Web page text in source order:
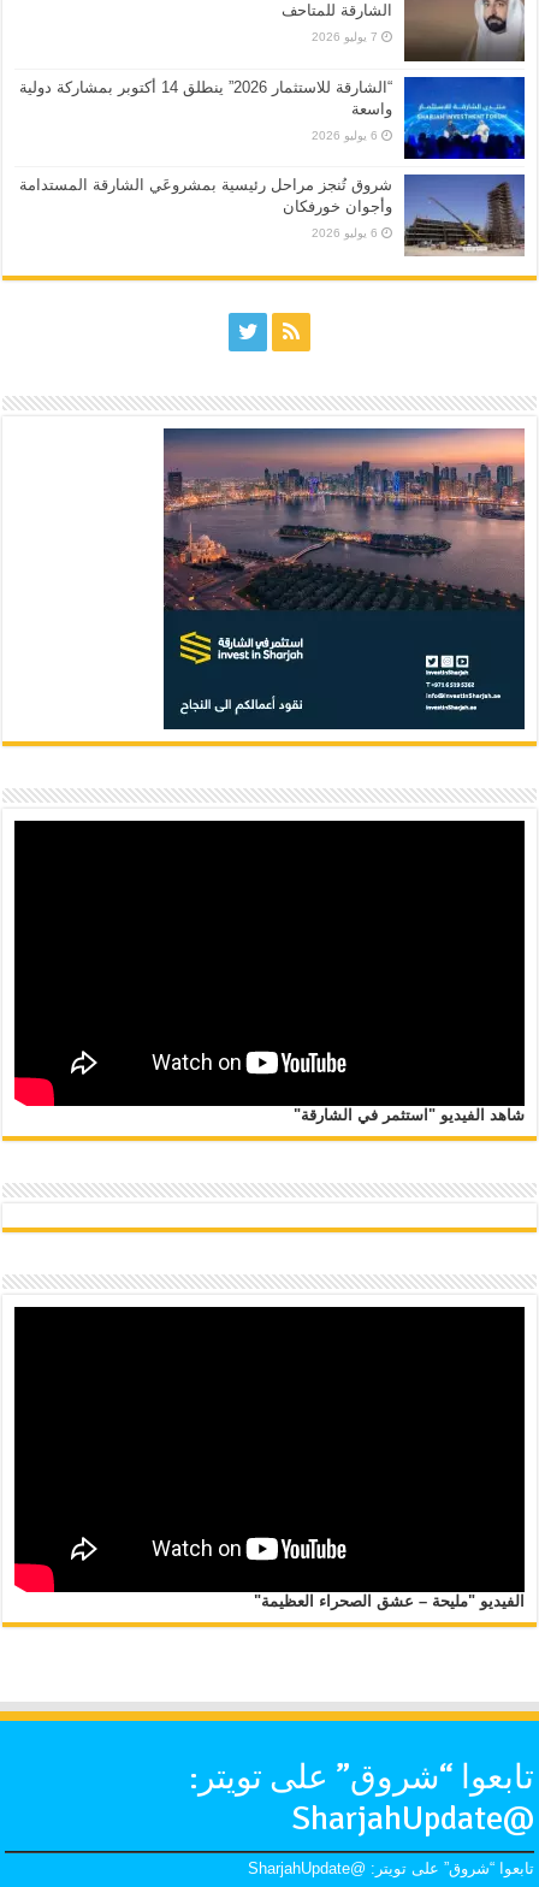
الشارقة للمتاحف
7 يوليو 2026
“الشارقة للاستثمار 2026” ينطلق 14 أكتوبر بمشاركة دولية
واسعة
6 يوليو 2026
شروق تُنجز مراحل رئيسية بمشروعَي الشارقة المستدامة
وأجوان خورفكان
6 يوليو 2026
شاهد الفيديو "استثمر في الشارقة"
الفيديو "مليحة – عشق الصحراء العظيمة"
تابعوا “شروق” على تويتر:
@SharjahUpdate
تابعوا “شروق” على تويتر: @SharjahUpdate